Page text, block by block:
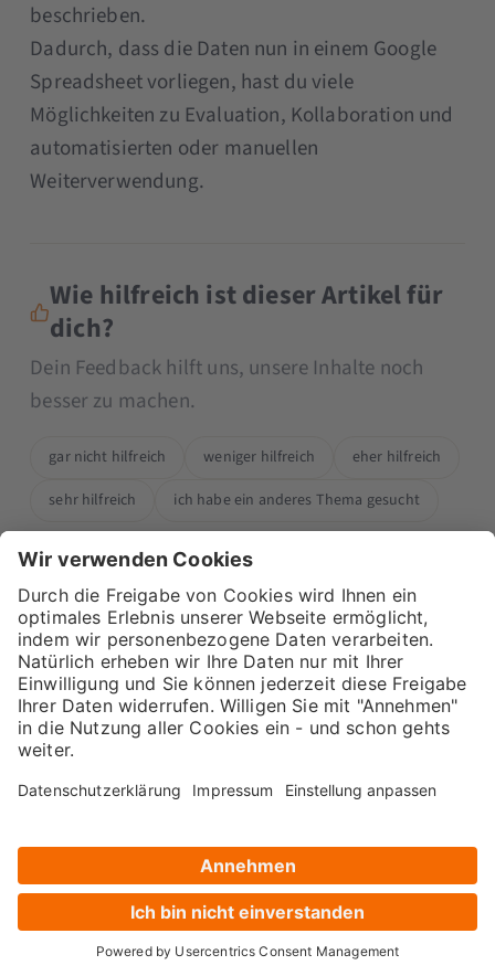
beschrieben.
Dadurch, dass die Daten nun in einem Google
Spreadsheet vorliegen, hast du viele
Möglichkeiten zu Evaluation, Kollaboration und
automatisierten oder manuellen
Weiterverwendung.
Wie hilfreich ist dieser Artikel für
dich?
Dein Feedback hilft uns, unsere Inhalte noch
besser zu machen.
gar nicht hilfreich weniger hilfreich
eher hilfreich
sehr hilfreich
ich habe ein anderes Thema gesucht
3 Kommentare zu “So sammelst du
blitzschnell Content für Social Media
und tausend andere Anwendungen”
Bernhard
Lermann
schrieb am 31.05.2016 um
meine Artikel alle in Trello. Funktioniert
ebenfalls wunderbar mit IFTTT.
Auf diesen Kommentar antworten »